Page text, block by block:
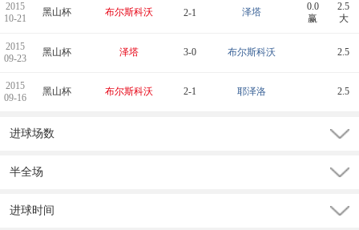
2015
10-21
黑山杯 布尔斯科沃 2-1 泽塔
0.0
赢
2.5
大
2015
09-23
黑山杯 泽塔 3-0 布尔斯科沃 2.5
2015
09-16
黑山杯 布尔斯科沃 2-1 耶泽洛 2.5
进球场数
半全场
进球时间